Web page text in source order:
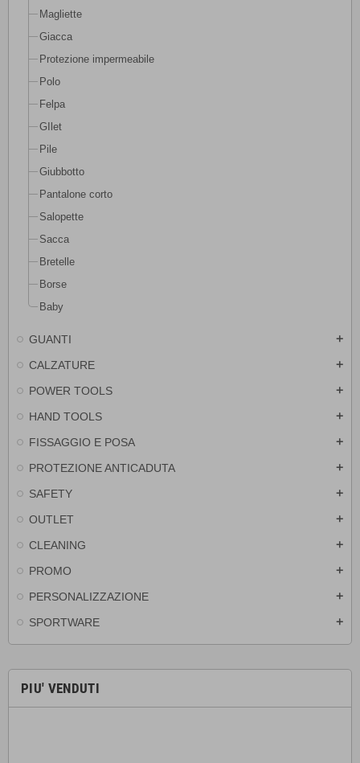
Magliette
Giacca
Protezione impermeabile
Polo
Felpa
GIlet
Pile
Giubbotto
Pantalone corto
Salopette
Sacca
Bretelle
Borse
Baby
GUANTI add
CALZATURE add
POWER TOOLS add
HAND TOOLS add
FISSAGGIO E POSA add
PROTEZIONE ANTICADUTA add
SAFETY add
OUTLET add
CLEANING add
PROMO add
PERSONALIZZAZIONE add
SPORTWARE add
PIU' VENDUTI